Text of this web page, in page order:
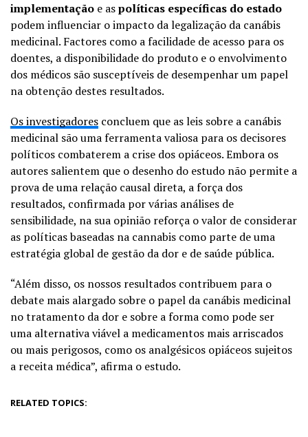
implementação e aspolíticas específicas do estado
podem influenciar o impacto da legalização da canábis
medicinal. Factores como a facilidade de acesso para os
doentes, a disponibilidade do produto e o envolvimento
dos médicos são susceptíveis de desempenhar um papel
na obtenção destes resultados.
Os investigadores concluem que as leis sobre a canábis
medicinal são uma ferramenta valiosa para os decisores
políticos combaterem a crise dos opiáceos. Embora os
autores salientem que o desenho do estudo não permite a
prova de uma relação causal direta, a força dos
resultados, confirmada por várias análises de
sensibilidade, na sua opinião reforça o valor de considerar
as políticas baseadas na cannabis como parte de uma
estratégia global de gestão da dor e de saúde pública.
“Além disso, os nossos resultados contribuem para o
debate mais alargado sobre o papel da canábis medicinal
no tratamento da dor e sobre a forma como pode ser
uma alternativa viável a medicamentos mais arriscados
ou mais perigosos, como os analgésicos opiáceos sujeitos
a receita médica”, afirma o estudo.
RELATED TOPICS: